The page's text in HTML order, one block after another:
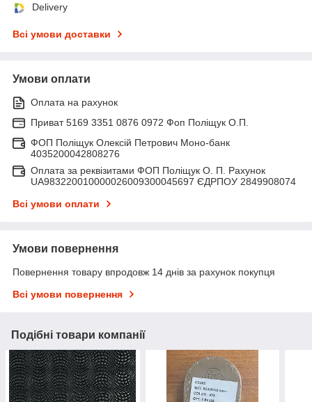
Delivery
Всі умови доставки
Умови оплати
Оплата на рахунок
Приват 5169 3351 0876 0972 Фоп Поліщук О.П.
ФОП Поліщук Олексій Петрович Моно-банк
4035200042808276
Оплата за реквізитами ФОП Поліщук О. П. Рахунок
UA983220010000026009300045697 ЄДРПОУ 2849908074
Всі умови оплати
Умови повернення
Повернення товару впродовж 14 днів за рахунок покупця
Всі умови повернення
Подібні товари компанії